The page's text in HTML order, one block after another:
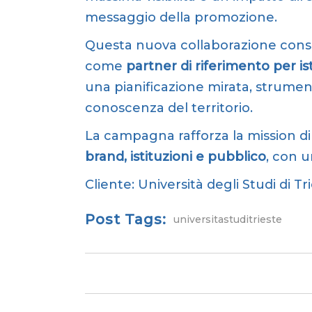
messaggio della promozione.
Questa nuova collaborazione
come partner di riferimento per
una pianificazione mirata,
conoscenza del territorio.
La campagna rafforza la mission
brand, istituzioni e pubblico, con
Cliente: Università degli Studi di
Post Tags: universitastuditrieste